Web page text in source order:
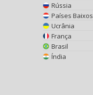
Rússia
Países Baixos
Ucrânia
França
Brasil
Índia